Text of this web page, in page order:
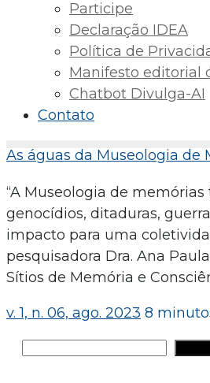
Participe
Declaração IDEA
Política de
Manifesto editorial
Chatbot Divulga-AI
Contato
As águas da Museologia de
“A Museologia de
genocídios, ditaduras,
impacto para uma
pesquisadora Dra. Ana
Sítios de Memória e
v. 1, n. 06, ago. 2023 8
Pesquisar